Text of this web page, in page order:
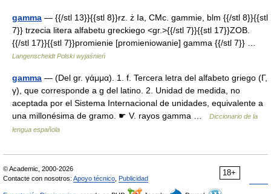
gamma — {{/stl 13}}{{stl 8}}rz. ż Ia, CMc. gammie, blm {{/stl 8}}{{stl
7}} trzecia litera alfabetu greckiego <gr.>{{/stl 7}}{{stl 17}}ZOB.
{{/stl 17}}{{stl 7}}promienie [promieniowanie] gamma {{/stl 7}} …
Langenscheidt Polski wyjaśnień
gamma — (Del gr. γάμμα). 1. f. Tercera letra del alfabeto griego (Γ,
γ), que corresponde a g del latino. 2. Unidad de medida, no
aceptada por el Sistema Internacional de unidades, equivalente a
una millonésima de gramo. ☛ V. rayos gamma …
Diccionario de la
lengua española
18+
© Academic, 2000-2026
Contacte con nosotros: Apoyo técnico Publicidad